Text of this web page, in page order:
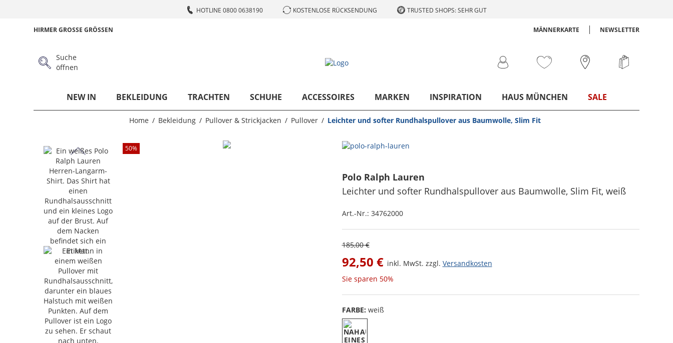
HOTLINE 0800 0638190 KOSTENLOSE RÜCKSENDUNG TRUSTED SHOPS: SEHR GUT
HIRMER GROSSE GRÖSSEN MÄNNERKARTE NEWSLETTER
Suche
öffnen
NEW IN BEKLEIDUNG TRACHTEN SCHUHE ACCESSOIRES MARKEN INSPIRATION HAUS MÜNCHEN SALE
Home Bekleidung Pullover & Strickjacken Pullover Leichter und softer Rundhalspullover aus Baumwolle, Slim Fit
50%
Polo Ralph Lauren
Leichter und softer Rundhalspullover aus Baumwolle, Slim Fit, weiß
Art.-Nr.: 34762000
185,00 €
92,50 € inkl. MwSt. zzgl. Versandkosten
Sie sparen 50%
FARBE: weiß